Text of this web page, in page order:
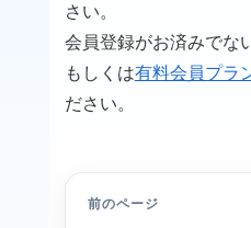
さい。
会員登録がお済みでな
もしくは有料会員プラ
ださい。
前のページ